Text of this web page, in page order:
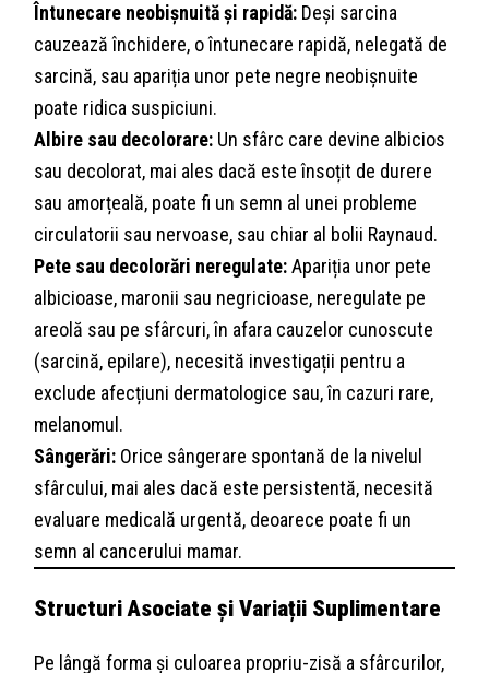
Întunecare neobișnuită și rapidă: Deși sarcina
cauzează închidere, o întunecare rapidă, nelegată de
sarcină, sau apariția unor pete negre neobișnuite
poate ridica suspiciuni.
Albire sau decolorare: Un sfârc care devine albicios
sau decolorat, mai ales dacă este însoțit de durere
sau amorțeală, poate fi un semn al unei probleme
circulatorii sau nervoase, sau chiar al bolii Raynaud.
Pete sau decolorări neregulate:Apariția unor pete
albicioase, maronii sau negricioase, neregulate pe
areolă sau pe sfârcuri, în afara cauzelor cunoscute
(sarcină, epilare), necesită investigații pentru a
exclude afecțiuni dermatologice sau, în cazuri rare,
melanomul.
Sângerări: Orice sângerare spontană de la nivelul
sfârcului, mai ales dacă este persistentă, necesită
evaluare medicală urgentă, deoarece poate fi un
semn al cancerului mamar.
Structuri Asociate și Variații Suplimentare
Pe lângă forma și culoarea propriu-zisă a sfârcurilor,